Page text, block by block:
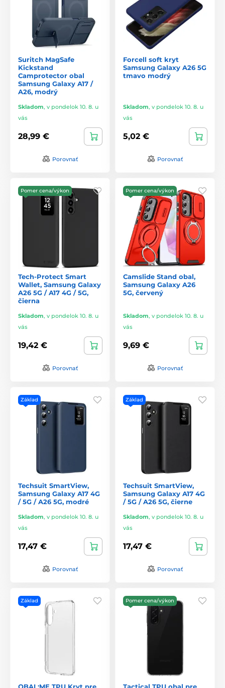
Suritch MagSafe
Kickstand
Camprotector obal
Samsung Galaxy A17 /
A26, modrý
Skladom, v pondelok 10. 8. u
vás
28,99 €
Porovnať
Forcell soft kryt
Samsung Galaxy A26 5G
tmavo modrý
Skladom, v pondelok 10. 8. u
vás
5,02 €
Porovnať
Pomer cena/výkon
Tech-Protect Smart
Wallet, Samsung Galaxy
A26 5G / A17 4G / 5G,
čierna
Skladom, v pondelok 10. 8. u
vás
19,42 €
Porovnať
Pomer cena/výkon
Camslide Stand obal,
Samsung Galaxy A26
5G, červený
Skladom, v pondelok 10. 8. u
vás
9,69 €
Porovnať
Základ
Techsuit SmartView,
Samsung Galaxy A17 4G
/ 5G / A26 5G, modré
Skladom, v pondelok 10. 8. u
vás
17,47 €
Porovnať
Základ
Techsuit SmartView,
Samsung Galaxy A17 4G
/ 5G / A26 5G, čierne
Skladom, v pondelok 10. 8. u
vás
17,47 €
Porovnať
Základ
OBAL:ME TPU Kryt pre
Pomer cena/výkon
Tactical TPU obal pre